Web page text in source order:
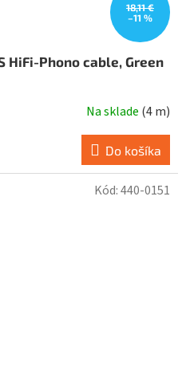
18,11 €
–11 %
HiFi-Phono cable, Green
Na sklade (4 m)
Do košíka
Kód:440-0151